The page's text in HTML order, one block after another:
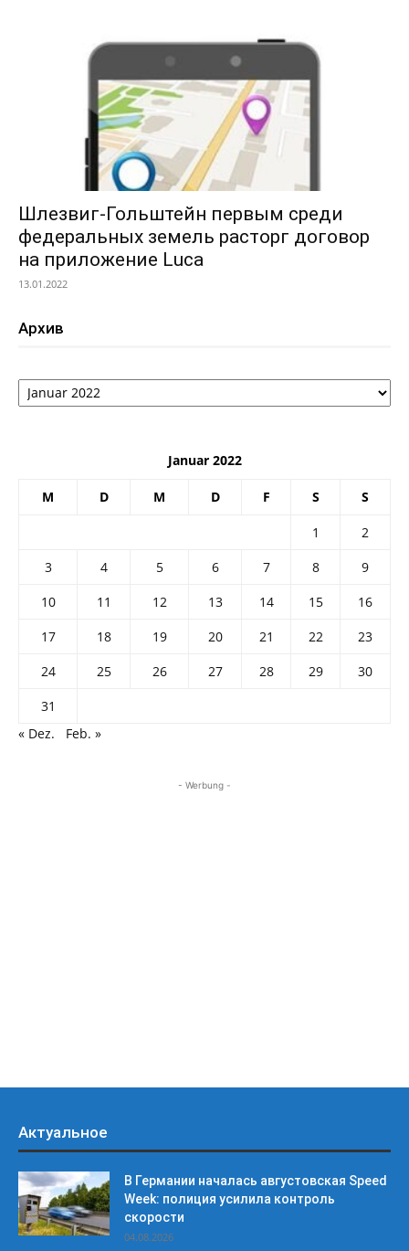
Шлезвиг-Гольштейн первым среди
федеральных земель расторг договор
на приложение Luca
13.01.2022
Архив
Архив
Januar 2022
M D M D F S S
1
2
3
4 5 6 7 8
9
10
11 12 13 14 15
16
17
18 19 20 21 22
23
24
25 26 27 28 29
30
31
« Dez.
Feb. »
- Werbung -
Актуальное
В Германии началась августовская Speed
Week: полиция усилила контроль
скорости
04.08.2026